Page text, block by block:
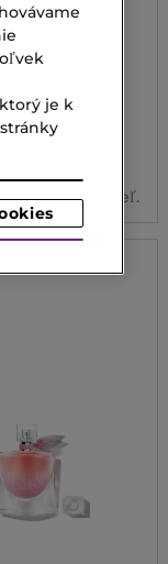
BELLE
voda
€
3 veľ.
je k